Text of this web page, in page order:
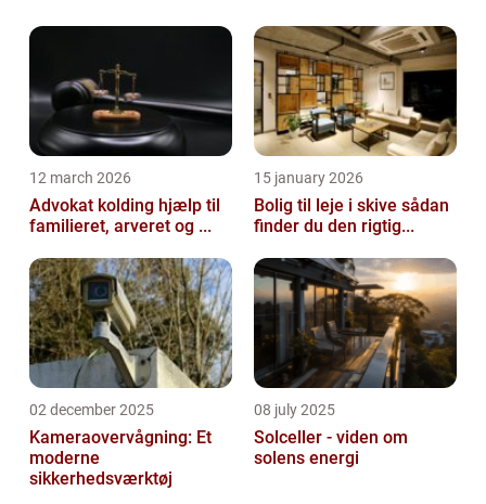
12 march 2026
Advokat kolding hjælp til
familieret, arveret og ...
15 january 2026
Bolig til leje i skive sådan
finder du den rigtig...
02 december 2025
Kameraovervågning: Et
moderne
sikkerhedsværktøj
08 july 2025
Solceller - viden om
solens energi